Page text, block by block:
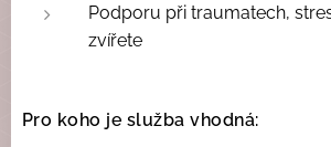
Podporu při traumatech,
zvířete
Pro koho je služba vhodná: